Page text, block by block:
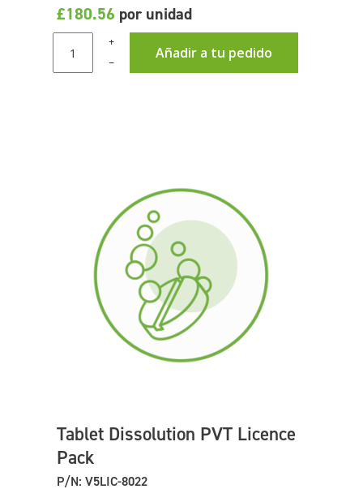
£180.56 por unidad
+
Añadir a tu pedido
–
Tablet Dissolution PVT Licence
Pack
P/N: V5LIC-8022